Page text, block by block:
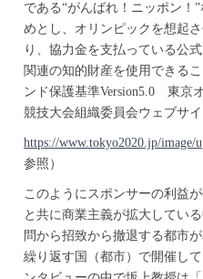
である“がんばれ！ニッポン！
めとし、オリンピックを想起
り、協力金を支払っている公
関連の知的財産を使用できる
ンド保護基準Version5.0 東京
競技大会組織委員会ウェブサイ
https://www.tokyo2020.jp/image/
参照）
このようにスポンサーの利益
と共に商業主義が拡大してい
問から招致から撤退する都市
繰り返す国（都市）で開催し